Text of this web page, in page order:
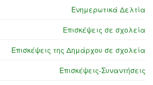
Ενημερωτικά Δελτία
Επισκέψεις σε σχολεία
Επισκέψεις της Δημάρχου σε σχολεία
Επισκέψεις-Συναντήσεις